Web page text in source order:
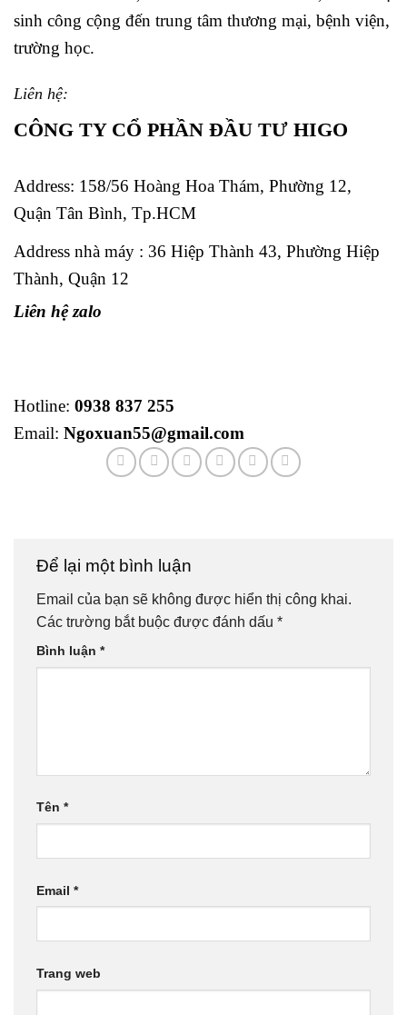
sinh công cộng đến trung tâm thương mại, bệnh viện,
trường học.
Liên hệ:
CÔNG TY CỔ PHẦN ĐẦU TƯ HIGO
Address: 158/56 Hoàng Hoa Thám, Phường 12,
Quận Tân Bình, Tp.HCM
Address nhà máy : 36 Hiệp Thành 43, Phường Hiệp
Thành, Quận 12
Liên hệ zalo
Hotline: 0938 837 255
Email: Ngoxuan55@gmail.com
Để lại một bình luận
Email của bạn sẽ không được hiển thị công khai.
Các trường bắt buộc được đánh dấu *
Bình luận *
Tên *
Email *
Trang web